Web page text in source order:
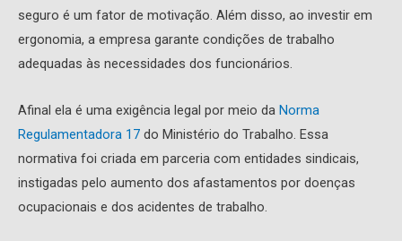
seguro é um fator de motivação. Além disso, ao investir em
ergonomia, a empresa garante condições de trabalho
adequadas às necessidades dos funcionários.
Afinal ela é uma exigência legal por meio da Norma
Regulamentadora 17 do Ministério do Trabalho. Essa
normativa foi criada em parceria com entidades sindicais,
instigadas pelo aumento dos afastamentos por doenças
ocupacionais e dos acidentes de trabalho.